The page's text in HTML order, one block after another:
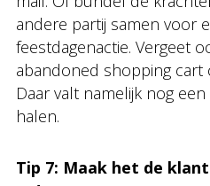
andere partij samen voor
feestdagenactie. Vergeet
abandoned shopping cart
Daar valt namelijk nog
halen.
Tip 7: Maak het de